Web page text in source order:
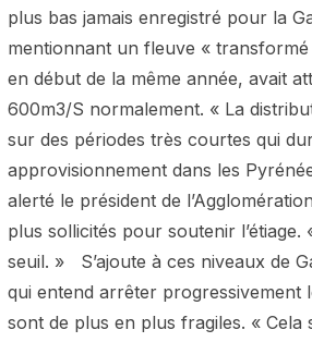
plus bas jamais enregistré pour la
mentionnant un fleuve «
en début de la même année, avait
600m3/S normalement. « La
sur des périodes très courtes qui
approvisionnement dans les
alerté le président de
plus sollicités pour soutenir l’étiage.
seuil. » S’ajoute à ces niveaux de
qui entend arrêter progressivement
sont de plus en plus fragiles. « Cela